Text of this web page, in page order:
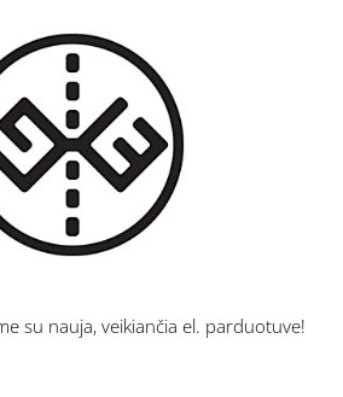
su nauja, veikiančia el. parduotuve!